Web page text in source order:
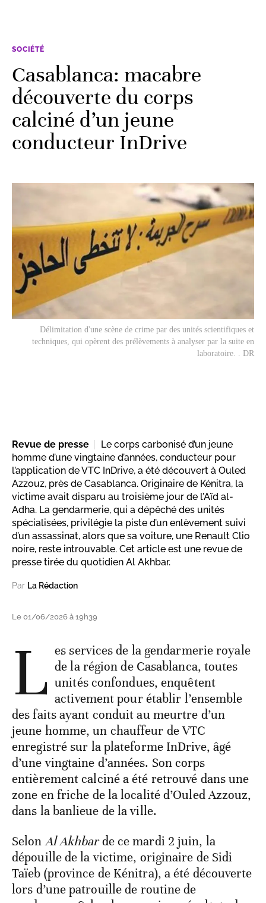
SOCIÉTÉ
Casablanca: macabre
découverte du corps
calciné d’un jeune
conducteur InDrive
Délimitation d'une scène de crime par des unités scientifiques et
techniques, qui opèrent des prélèvements à analyser par la suite en
laboratoire. . DR
Revue de presse
Le corps carbonisé d’un jeune
homme d’une vingtaine d’années, conducteur pour
l’application de VTC InDrive, a été découvert à Ouled
Azzouz, près de Casablanca. Originaire de Kénitra, la
victime avait disparu au troisième jour de l’Aïd al-
Adha. La gendarmerie, qui a dépêché des unités
spécialisées, privilégie la piste d’un enlèvement suivi
d’un assassinat, alors que sa voiture, une Renault Clio
noire, reste introuvable. Cet article est une revue de
presse tirée du quotidien Al Akhbar.
Par La Rédaction
Le 01/06/2026 à 19h39
L es services de la gendarmerie royale
de la région de Casablanca, toutes
unités confondues, enquêtent
activement pour établir l’ensemble
des faits ayant conduit au meurtre d’un
jeune homme, un chauffeur de VTC
enregistré sur la plateforme InDrive, âgé
d’une vingtaine d’années. Son corps
entièrement calciné a été retrouvé dans une
zone en friche de la localité d’Ouled Azzouz,
dans la banlieue de la ville.
SelonAl Akhbarde ce mardi 2 juin, la
dépouille de la victime, originaire de Sidi
Taïeb (province de Kénitra), a été découverte
lors d’une patrouille de routine de